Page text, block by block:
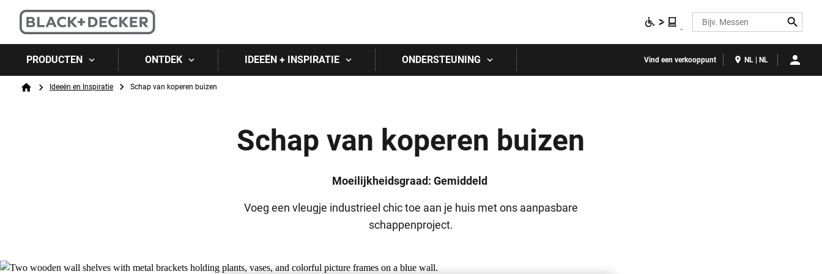
Search
PRODUCTEN ONTDEK IDEEËN + INSPIRATIE ONDERSTEUNING Vind een verkooppunt NL | NL
Breadcrumb
HomeIdeeën en Inspiratie Schap van koperen buizen
Schap van koperen buizen
Moeilijkheidsgraad: Gemiddeld
Voeg een vleugje industrieel chic toe aan je huis met ons aanpasbare
schappenproject.